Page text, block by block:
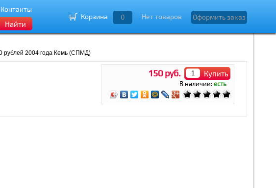
Контакты
Найти
Корзина 0 Нет товаров Оформить заказ
рублей 2004 года Кемь (СПМД)
150 руб. Купить
В наличии:есть